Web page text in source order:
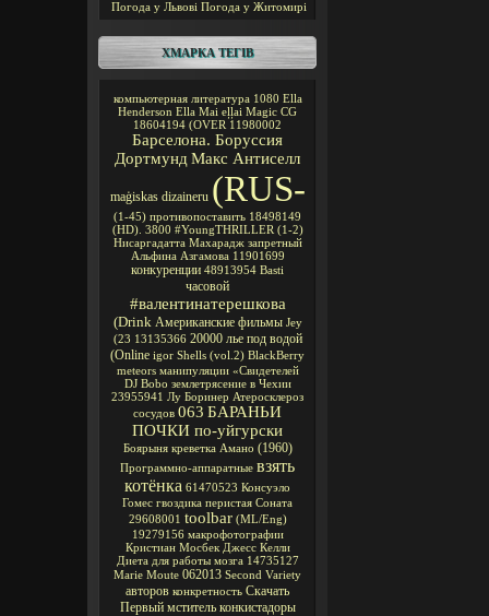
Погода у Львові Погода у Житомирі
ХМАРКА ТЕГІВ
компьютерная литература 1080 Ella
Henderson Ella Mai eļļai Magic CG
18604194 (OVER 11980002
Барселона. Боруссия
Дортмунд Макс Антиселл
maģiskas dizaineru (RUS-
(1-45) противопоставить 18498149
(HD). 3800 #YoungTHRILLER (1-2)
Нисаргадатта Махарадж запретный
Альфина Азгамова 11901699
конкуренции 48913954 Basti
часовой
#валентинатерешкова
(Drink Американские фильмы Jey
(23 13135366 20000 лье под водой
(Online igor Shells (vol.2) BlackBerry
meteors манипуляции «Свидетелей
DJ Bobo землетрясение в Чехии
23955941 Лу Боринер Атеросклероз
сосудов 063 БАРАНЬИ
ПОЧКИ по-уйгурски
Боярыня креветка Амано (1960)
Программно-аппаратные взять
котёнка 61470523 Консуэло
Гомес гвоздика перистая Соната
29608001 toolbar (ML/Eng)
19279156 макрофотографии
Кристиан Мосбек Джесс Келли
Диета для работы мозга 14735127
Marie Moute 062013 Second Variety
авторов конкретность Скачать
Первый мститель конкистадоры